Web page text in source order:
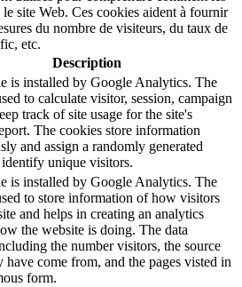
site Web. Ces cookies aident à fournir
du nombre de visiteurs, du taux de
etc.
Description
is installed by Google Analytics. The
to calculate visitor, session, campaign
track of site usage for the site's
The cookies store information
and assign a randomly generated
unique visitors.
is installed by Google Analytics. The
to store information of how visitors
and helps in creating an analytics
the website is doing. The data
the number visitors, the source
have come from, and the pages visted in
form.